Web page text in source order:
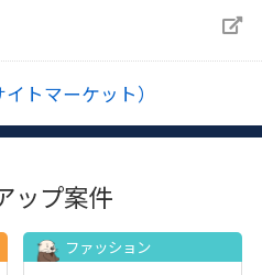
トマーケット）
ップ案件
ファッション